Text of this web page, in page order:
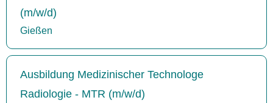
(m/w/d)
Gießen
Ausbildung Medizinischer Technologe
Radiologie - MTR (m/w/d)